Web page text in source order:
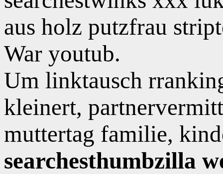
aus holz putzfrau
War youtub.
Um linktausch
kleinert,
muttertag familie,
searchesthumbzilla